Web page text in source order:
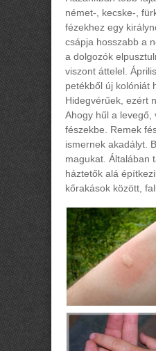
német-, kecske-,
fézekhez egy
csápja hosszabb a
a dolgozók
viszont áttelel.
petékből új kolóniát
Hidegvérűek, ezért
Ahogy hűl a levegő,
fészekbe. Remek
ismernek akadályt.
magukat. Általában
háztetők alá
kőrakások között,